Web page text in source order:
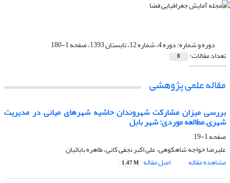
دوره و شماره:دوره 4، شماره 12، تابستان 1393، صفحه 1-180
تعداد مقالات: 8
مقاله علمی پژوهشی
بررسی میزان مشارکت شهروندان حاشیه شهرهای میانی در مدیریت
شهری.مطالعه موردی: شهر بابل
صفحه1-19
علیرضا خواجه شاهکوهی، علی اکبر نجفی کانی، طاهره بابائیان
مشاهده مقاله
اصل مقاله 1.47 M